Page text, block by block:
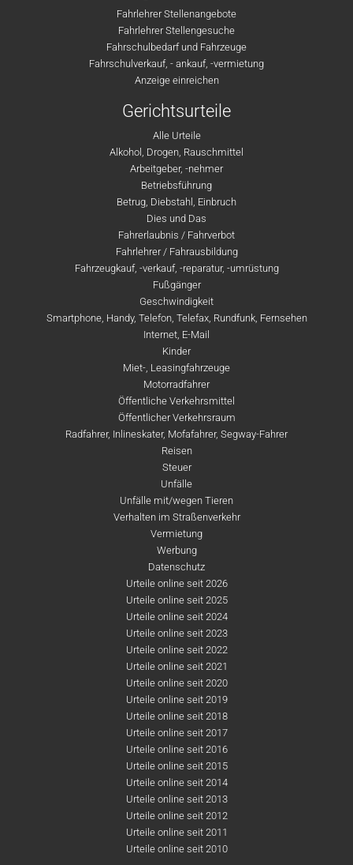
Fahrlehrer Stellenangebote
Fahrlehrer Stellengesuche
Fahrschulbedarf und Fahrzeuge
Fahrschulverkauf, - ankauf, -vermietung
Anzeige einreichen
Gerichtsurteile
Alle Urteile
Alkohol, Drogen, Rauschmittel
Arbeitgeber, -nehmer
Betriebsführung
Betrug, Diebstahl, Einbruch
Dies und Das
Fahrerlaubnis / Fahrverbot
Fahrlehrer / Fahrausbildung
Fahrzeugkauf, -verkauf, -reparatur, -umrüstung
Fußgänger
Geschwindigkeit
Smartphone, Handy, Telefon, Telefax, Rundfunk, Fernsehen
Internet, E-Mail
Kinder
Miet-, Leasingfahrzeuge
Motorradfahrer
Öffentliche Verkehrsmittel
Öffentlicher Verkehrsraum
Radfahrer, Inlineskater, Mofafahrer, Segway-Fahrer
Reisen
Steuer
Unfälle
Unfälle mit/wegen Tieren
Verhalten im Straßenverkehr
Vermietung
Werbung
Datenschutz
Urteile online seit 2026
Urteile online seit 2025
Urteile online seit 2024
Urteile online seit 2023
Urteile online seit 2022
Urteile online seit 2021
Urteile online seit 2020
Urteile online seit 2019
Urteile online seit 2018
Urteile online seit 2017
Urteile online seit 2016
Urteile online seit 2015
Urteile online seit 2014
Urteile online seit 2013
Urteile online seit 2012
Urteile online seit 2011
Urteile online seit 2010